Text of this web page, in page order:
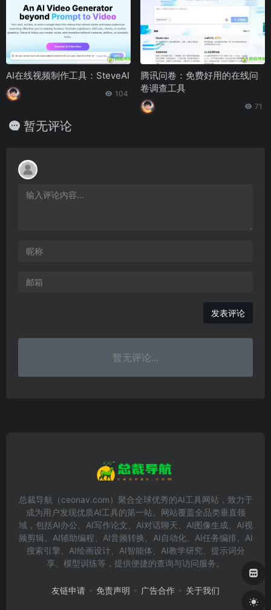
AI在线视频制作工具：SteveAI
104
腾讯问卷：免费好用的在线问
卷调查工具
71
暂无评论
发表评论
暂无评论...
总裁导航（ceonav.com）聚合全球优秀的AI工具网站，致力于
成为用户发现优质AI工具的第一站。网站覆盖全品类垂直领
域，包括AI办公、AI写作论文、AI对话聊天、AI图像生成、AI视
频剪辑、AI辅助编程、AI音频转换、AI自动化、AI任务编排、AI
搜索引擎、AI绘画设计、AI智能体、AI教学研究、提示词分
享、模型训练等，提供便捷的查询与访问服务。
友链申请 免责声明 广告合作 关于我们